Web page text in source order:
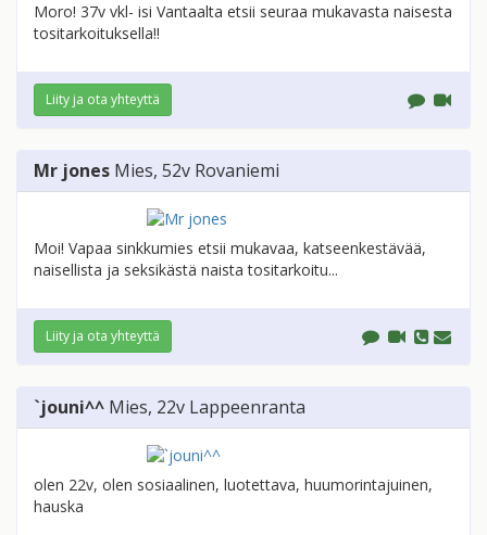
Moro! 37v vkl- isi Vantaalta etsii seuraa mukavasta naisesta
tositarkoituksella!!
Liity ja ota yhteyttä
Mr jones Mies, 52v Rovaniemi
Moi! Vapaa sinkkumies etsii mukavaa, katseenkestävää,
naisellista ja seksikästä naista tositarkoitu...
Liity ja ota yhteyttä
`jouni^^ Mies, 22v Lappeenranta
olen 22v, olen sosiaalinen, luotettava, huumorintajuinen,
hauska